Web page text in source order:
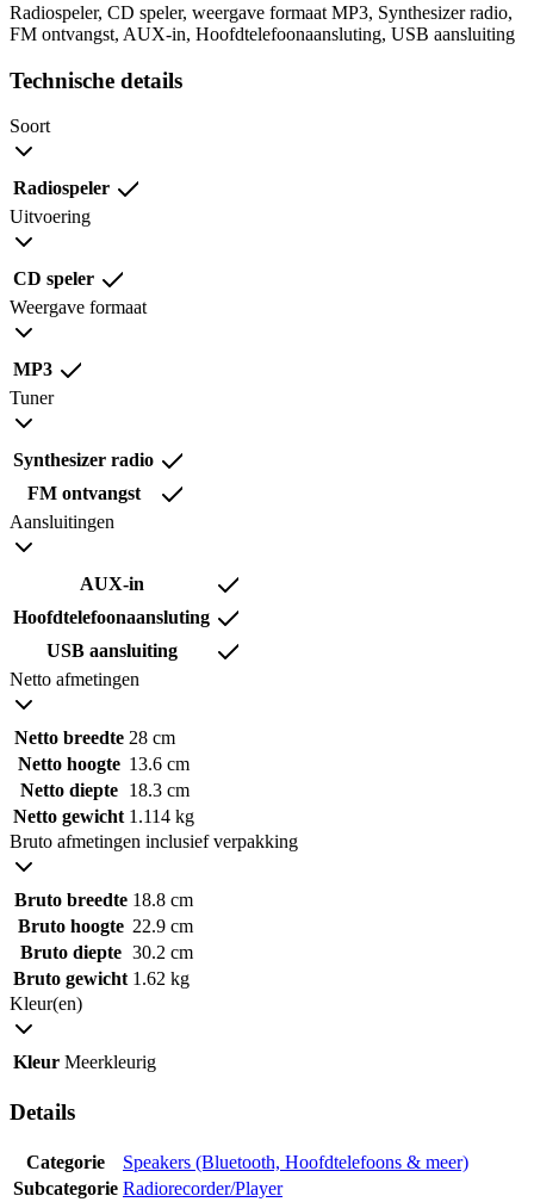
Radiospeler, CD speler, weergave formaat MP3, Synthesizer radio,
FM ontvangst, AUX-in, Hoofdtelefoonaansluting, USB aansluiting
Technische details
Soort
Radiospeler
Uitvoering
CD speler
Weergave formaat
MP3
Tuner
Synthesizer radio
FM ontvangst
Aansluitingen
AUX-in
Hoofdtelefoonaansluting
USB aansluiting
Netto afmetingen
Netto breedte 28 cm
Netto hoogte 13.6 cm
Netto diepte
18.3 cm
Netto gewicht 1.114 kg
Bruto afmetingen inclusief verpakking
Bruto breedte 18.8 cm
Bruto hoogte 22.9 cm
Bruto diepte 30.2 cm
Bruto gewicht 1.62 kg
Kleur(en)
Kleur Meerkleurig
Details
Categorie
Speakers (Bluetooth, Hoofdtelefoons & meer)
Subcategorie Radiorecorder/Player